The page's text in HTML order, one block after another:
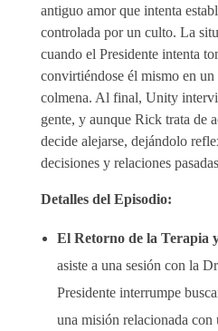
antiguo amor que intenta
controlada por un culto. La
cuando el Presidente intenta
convirtiéndose él mismo en
colmena. Al final, Unity
gente, y aunque Rick trata de
decide alejarse, dejándolo
decisiones y relaciones
Detalles del Episodio:
El Retorno de la Terapia
asiste a una sesión con la
Presidente interrumpe
una misión relacionada con